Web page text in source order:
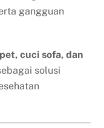
gangguan
cuci sofa, dan
solusi